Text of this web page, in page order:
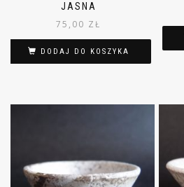
JASNA
75,00 ZŁ
DODAJ DO KOSZYKA